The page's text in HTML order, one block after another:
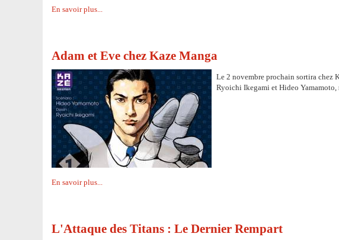
En savoir plus...
Adam et Eve chez Kaze Manga
Le 2 novembre prochain sortira chez
Ryoichi Ikegami et Hideo Yamamoto,
En savoir plus...
L'Attaque des Titans : Le Dernier Rempart